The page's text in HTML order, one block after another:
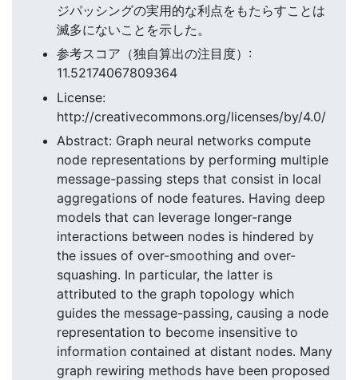
ジパッシングの実用的な利点をもたらすことは
滅多にないことを示した。
参考スコア（独自算出の注目度）:
11.52174067809364
License:
http://creativecommons.org/licenses/by/4.0/
Abstract: Graph neural networks compute
node representations by performing multiple
message-passing steps that consist in local
aggregations of node features. Having deep
models that can leverage longer-range
interactions between nodes is hindered by
the issues of over-smoothing and over-
squashing. In particular, the latter is
attributed to the graph topology which
guides the message-passing, causing a node
representation to become insensitive to
information contained at distant nodes. Many
graph rewiring methods have been proposed